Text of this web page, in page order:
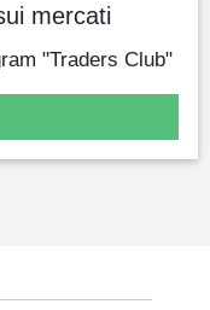
mercati
"Traders Club"